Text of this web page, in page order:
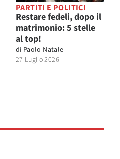
PARTITI E POLITICI
Restare fedeli, dopo il
matrimonio: 5 stelle
al top!
di Paolo Natale
27 Luglio 2026